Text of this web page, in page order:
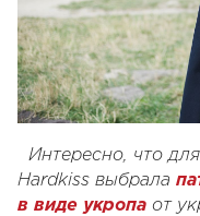
Интересно, что
Hardkiss выбрала
в виде укропа от